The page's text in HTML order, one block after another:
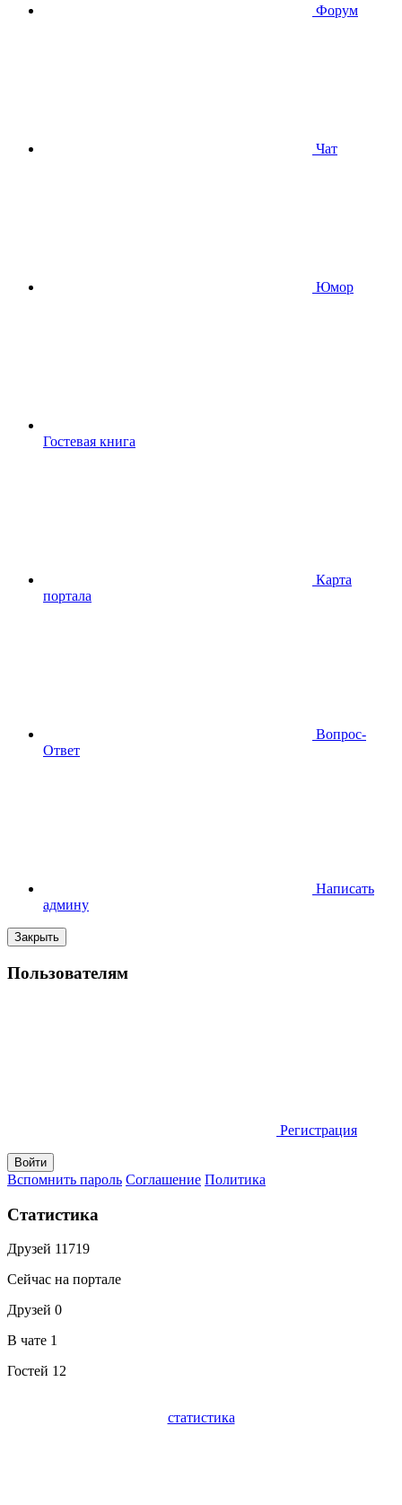
Форум
Чат
Юмор
Гостевая книга
Карта
портала
Вопрос-
Ответ
Написать
админу
Закрыть
Пользователям
Регистрация
Вспомнить пароль Соглашение Политика
Статистика
Друзей 11719
Сейчас на портале
Друзей 0
В чате 1
Гостей 12
статистика